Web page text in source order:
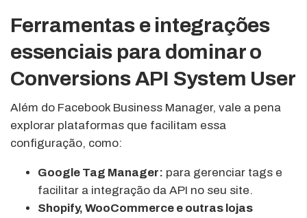
Ferramentas e integrações
essenciais para dominar o
Conversions API System User
Além do Facebook Business Manager, vale a pena
explorar plataformas que facilitam essa
configuração, como:
Google Tag Manager: para gerenciar tags e
facilitar a integração da API no seu site.
Shopify, WooCommerce e outras lojas